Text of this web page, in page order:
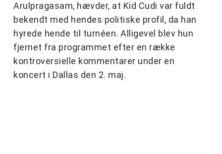
Arulpragasam, hævder, at Kid Cudi var fuldt
bekendt med hendes politiske profil, da han
hyrede hende til turnéen. Alligevel blev hun
fjernet fra programmet efter en række
kontroversielle kommentarer under en
koncert i Dallas den 2. maj.